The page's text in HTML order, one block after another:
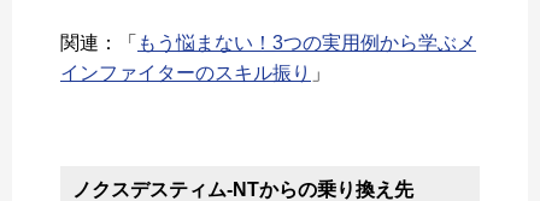
関連：「 もう悩まない！3つの実用例から学ぶメ
インファイターのスキル振り 」
ノクスデスティム-NTからの乗り換え先